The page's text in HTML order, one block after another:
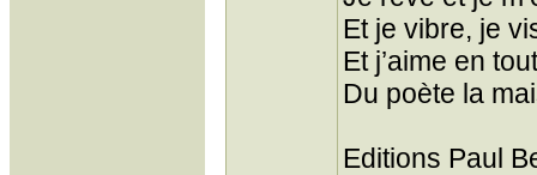
Et je vibre, je
Et j’aime en
Du poète la
Editions Paul